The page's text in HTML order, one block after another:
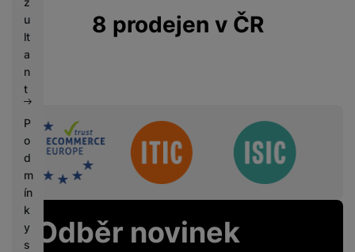
u
lt
a
n
t
P
o
d
m
ín
k
y
s
8 prodejen v ČR
Sdružení
Odběr novinek